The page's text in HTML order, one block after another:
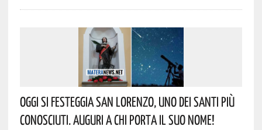
Oggi Si Festeggia San Lorenzo, Uno Dei Santi Più
Conosciuti. Auguri A Chi Porta Il Suo Nome!